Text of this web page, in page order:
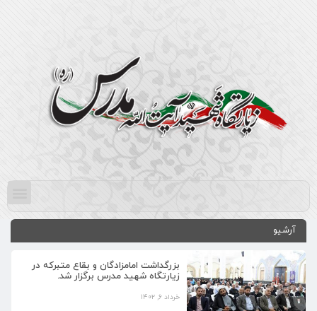
آرشیو
بزرگداشت امامزادگان و بقاع متبرکه در
زیارتگاه شهید مدرس برگزار شد.
خرداد ۶, ۱۴۰۲